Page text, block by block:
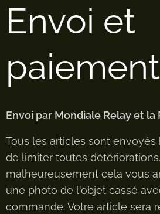
Envoi et
paiement
Envoi par Mondiale Relay et la
Tous les articles sont
de limiter toutes
malheureusement cela vous
une photo de l'objet cassé
commande. Votre article sera